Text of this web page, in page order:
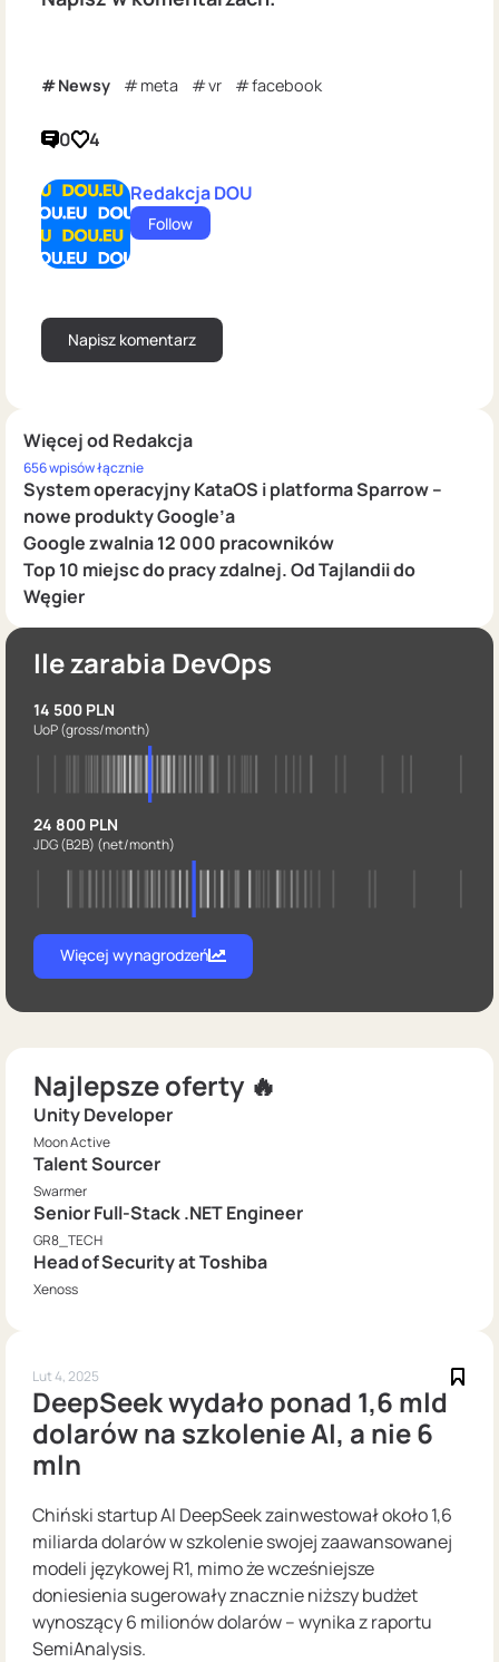
Więcej od Redakcja
656 wpisów łącznie
System operacyjny KataOS i platforma Sparrow –
nowe produkty Google’a
Google zwalnia 12 000 pracowników
Top 10 miejsc do pracy zdalnej. Od Tajlandii do
Węgier
Newsy meta vr facebook
0 4
Redakcja DOU
Follow
Ile zarabia DevOps
14 500 PLN
UoP(gross/month)
24 800 PLN
JDG (B2B) (net/month)
Więcej wynagrodzeń
Najlepsze oferty 🔥
Unity Developer
Moon Active
Talent Sourcer
Swarmer
Senior Full-Stack .NET Engineer
GR8_TECH
Head of Security at Toshiba
Xenoss
Lut 4, 2025
DeepSeek wydało ponad 1,6 mld
dolarów na szkolenie AI, a nie 6
mln
Chiński startup AI DeepSeek zainwestował około 1,6
miliarda dolarów w szkolenie swojej zaawansowanej
modeli językowej R1, mimo że wcześniejsze
doniesienia sugerowały znacznie niższy budżet
wynoszący 6 milionów dolarów – wynika z raportu
SemiAnalysis.